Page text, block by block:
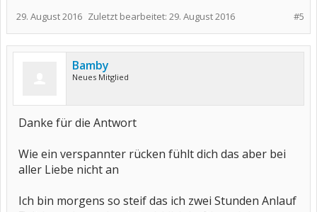
#5
29. August 2016 Zuletzt bearbeitet: 29. August 2016
Bamby
Neues Mitglied
Danke für die Antwort
Wie ein verspannter rücken fühlt dich das aber bei
aller Liebe nicht an
Ich bin morgens so steif das ich zwei Stunden Anlauf